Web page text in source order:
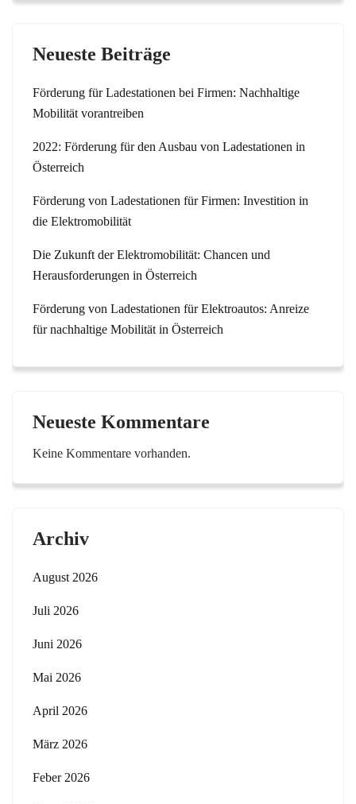
Neueste Beiträge
Förderung für Ladestationen bei Firmen: Nachhaltige
Mobilität vorantreiben
2022: Förderung für den Ausbau von Ladestationen in
Österreich
Förderung von Ladestationen für Firmen: Investition in
die Elektromobilität
Die Zukunft der Elektromobilität: Chancen und
Herausforderungen in Österreich
Förderung von Ladestationen für Elektroautos: Anreize
für nachhaltige Mobilität in Österreich
Neueste Kommentare
Keine Kommentare vorhanden.
Archiv
August 2026
Juli 2026
Juni 2026
Mai 2026
April 2026
März 2026
Feber 2026